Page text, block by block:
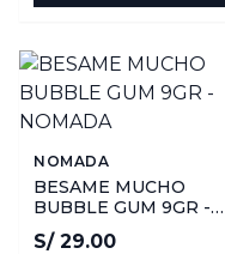
NOMADA
BESAME MUCHO
BUBBLE GUM 9GR -
NOMADA
S/ 29.00